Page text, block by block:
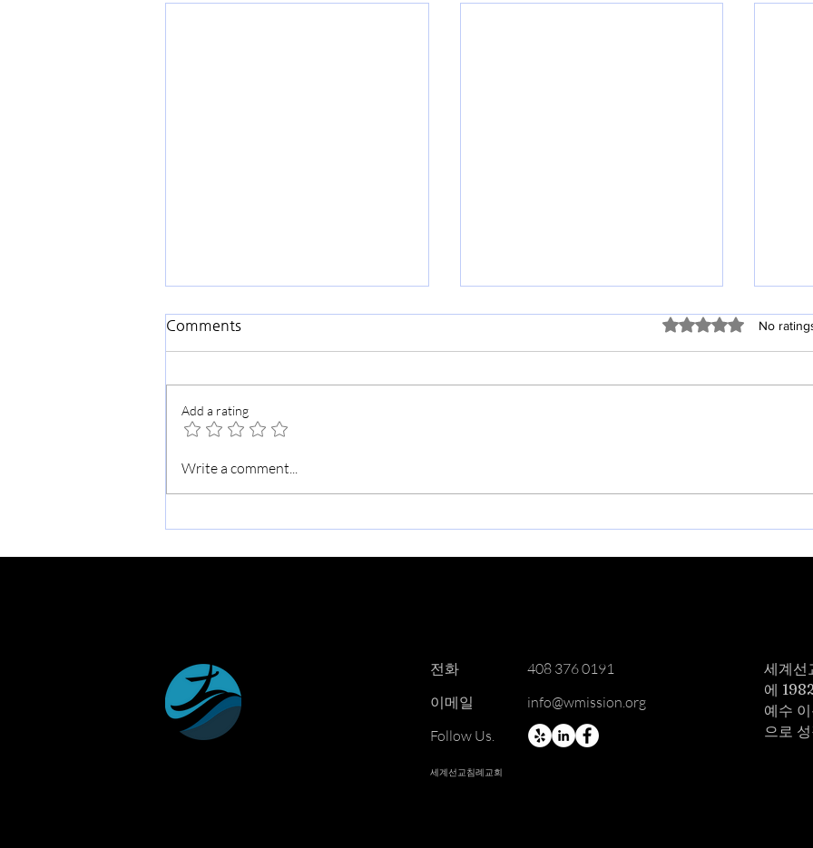
빛의나라: 2026-27 가을, 봄 학
Comments Rated 0 out of 5
No
Add a rating
Write a comment...
​전화
408 376 0191
이메일
info@wmission.org
Follow Us.
세계선
에
예수
으로
세계선교침례교회